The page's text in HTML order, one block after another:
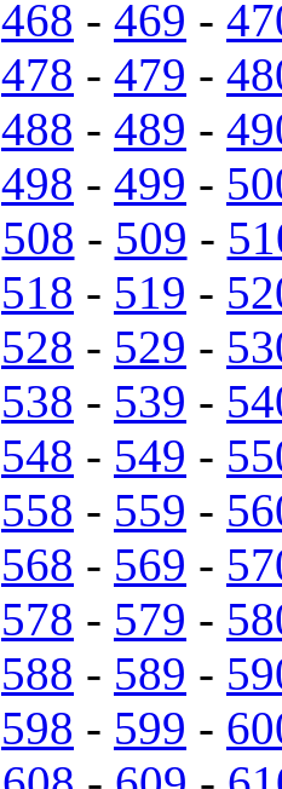
468 - 469 -
478 - 479 -
488 - 489 -
498 - 499 -
508 - 509 -
518 - 519 -
528 - 529 -
538 - 539 -
548 - 549 -
558 - 559 -
568 - 569 -
578 - 579 -
588 - 589 -
598 - 599 -